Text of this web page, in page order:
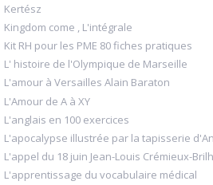
Kertész
Kingdom come , L'intégrale
Kit RH pour les PME 80 fiches pratiques
L' histoire de l'Olympique de Marseille
L'amour à Versailles Alain Baraton
L'Amour de A à XY
L'anglais en 100 exercices
L'apocalypse illustrée par la tapisserie
L'appel du 18 juin Jean-Louis Crémieux-
L'apprentissage du vocabulaire médical